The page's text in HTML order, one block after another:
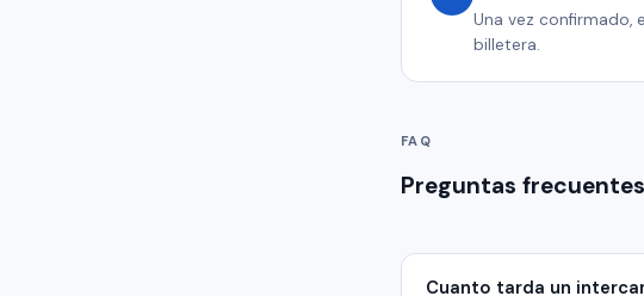
Una vez confirmado,
billetera.
FAQ
Preguntas
Cuanto tarda un